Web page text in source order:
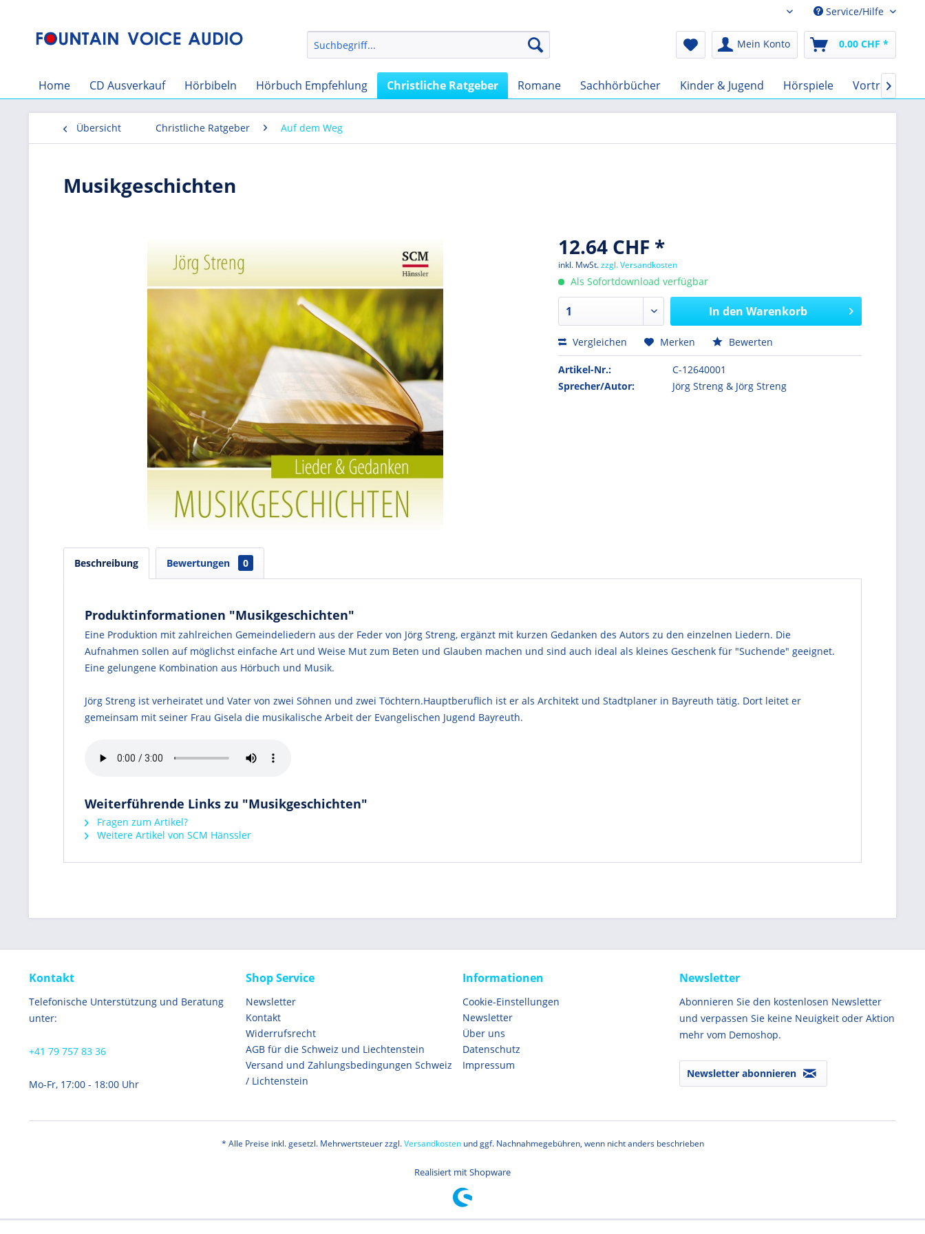
Audio-Book CHFService/Hilfe
Mein Konto 0.00 CHF *
Home CD Ausverkauf Hörbibeln Hörbuch Empfehlung Christliche Ratgeber Romane Sachhörbücher Kinder & Jugend Hörspiele Vorträge

Übersicht Christliche Ratgeber Auf dem Weg
Musikgeschichten
12.64 CHF *
inkl. MwSt.zzgl. Versandkosten
Als Sofortdownload verfügbar
In den Warenkorb
Vergleichen Merken Bewerten
Artikel-Nr.:
C-12640001
Sprecher/Autor:
Jörg Streng & Jörg Streng
Beschreibung Bewertungen 0
Produktinformationen "Musikgeschichten"
Eine Produktion mit zahlreichen Gemeindeliedern aus der Feder von Jörg Streng, ergänzt mit kurzen Gedanken des Autors zu den einzelnen Liedern. Die
Aufnahmen sollen auf möglichst einfache Art und Weise Mut zum Beten und Glauben machen und sind auch ideal als kleines Geschenk für "Suchende" geeignet.
Eine gelungene Kombination aus Hörbuch und Musik.
Jörg Streng ist verheiratet und Vater von zwei Söhnen und zwei Töchtern.Hauptberuflich ist er als Architekt und Stadtplaner in Bayreuth tätig. Dort leitet er
gemeinsam mit seiner Frau Gisela die musikalische Arbeit der Evangelischen Jugend Bayreuth.
Weiterführende Links zu "Musikgeschichten"
Fragen zum Artikel?
Weitere Artikel von SCM Hänssler
Kontakt
Telefonische Unterstützung und Beratung
unter:
+41 79 757 83 36
Mo-Fr, 17:00 - 18:00 Uhr
Shop Service
Newsletter
Kontakt
Widerrufsrecht
AGB für die Schweiz und Liechtenstein
Versand und Zahlungsbedingungen Schweiz
/ Lichtenstein
Informationen
Cookie-Einstellungen
Newsletter
Über uns
Datenschutz
Impressum
Newsletter
Abonnieren Sie den kostenlosen Newsletter
und verpassen Sie keine Neuigkeit oder Aktion
mehr vom Demoshop.
Newsletter abonnieren
* Alle Preise inkl. gesetzl. Mehrwertsteuer zzgl.Versandkostenund ggf. Nachnahmegebühren, wenn nicht anders beschrieben
Realisiert mit Shopware